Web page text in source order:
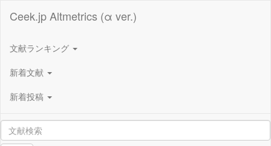
Ceek.jp Altmetrics (α ver.)
文献ランキング
新着文献
新着投稿